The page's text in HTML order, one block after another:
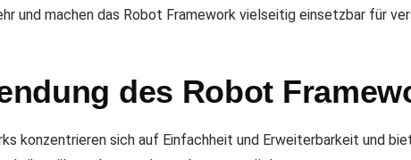
und machen das Robot Framework vielseitig einsetzbar für
des Robot
konzentrieren sich auf Einfachheit und Erweiterbarkeit und